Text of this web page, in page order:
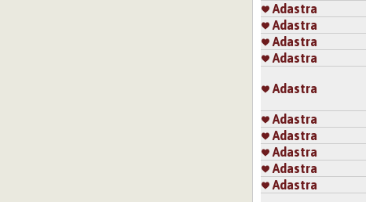
Adastra
Adastra
Adastra
Adastra
Adastra
Adastra
Adastra
Adastra
Adastra
Adastra